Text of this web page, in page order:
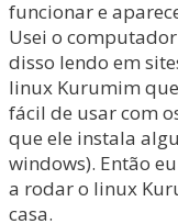
funcionar e
Usei o
disso lendo em
linux Kurumim
fácil de usar com
que ele instala
windows). Então
a rodar o linux
casa.